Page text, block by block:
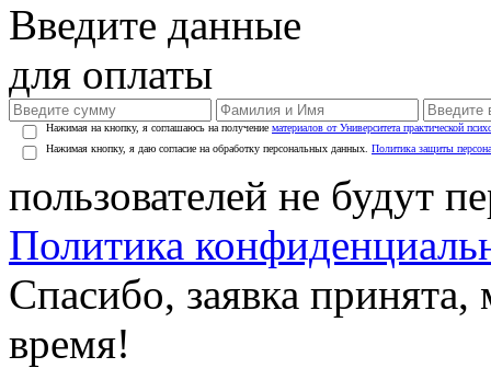
Введите данные
для оплаты
Нажимая на кнопку, я соглашаюсь на получение материалов от Университета практической
Нажимая кнопку, я даю согласие на обработку персональных данных. Политика защиты
пользователей не будут
Политика
Спасибо, заявка
время!